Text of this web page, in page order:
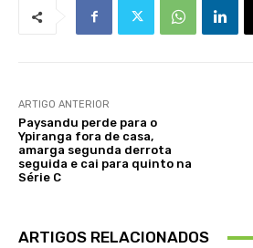
ARTIGO ANTERIOR
Paysandu perde para o
Ypiranga fora de casa,
amarga segunda derrota
seguida e cai para quinto na
Série C
ARTIGOS RELACIONADOS